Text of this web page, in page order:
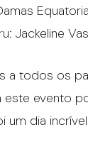
Jackeline
a todos os
este evento
um dia